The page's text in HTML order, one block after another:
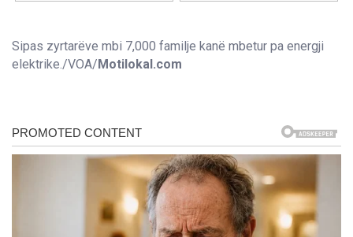
Sipas zyrtarëve mbi 7,000 familje kanë mbetur pa energji
elektrike./VOA/ Motilokal.com